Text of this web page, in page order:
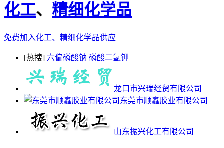
化工、 精细化学品
免费加入化工、精细化学品供应
[热搜] 六偏磷酸钠 磷酸二氢钾
龙口市兴瑞经贸有限公司
东莞市顺鑫胶业有限公司
山东振兴化工有限公司